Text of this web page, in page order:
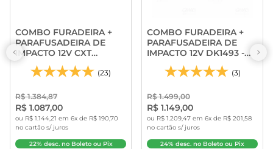
COMBO FURADEIRA +
PARAFUSADEIRA DE
IMPACTO 12V CXT
CLX228SAX - MAKITA
(23)
R$ 1.384,87
R$ 1.087,00
ou R$ 1.144,21 em 6x de R$ 190,70
no cartão s/ juros
22% desc. no Boleto ou Pix
COMBO FURADEIRA +
PARAFUSADEIRA DE
IMPACTO 12V DK1493 -
MAKITA
(3)
R$ 1.499,00
R$ 1.149,00
ou R$ 1.209,47 em 6x de R$ 201,58
no cartão s/ juros
24% desc. no Boleto ou Pix